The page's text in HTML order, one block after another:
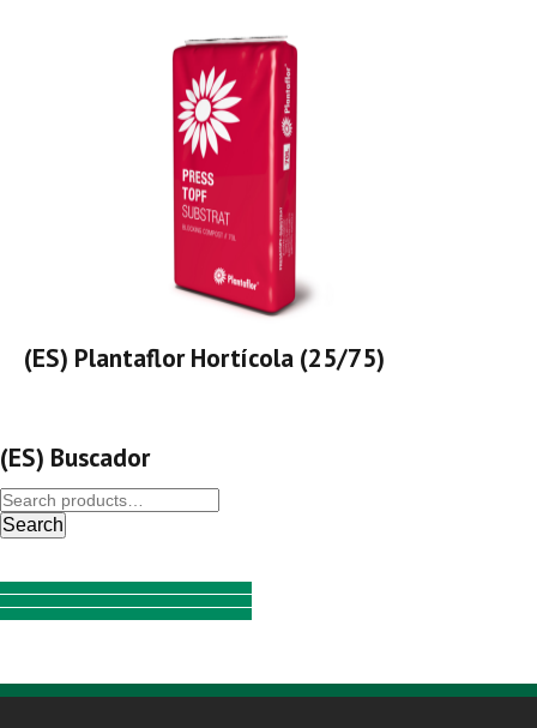
(ES) Plantaflor Hortícola (25/75)
(ES) Buscador
Search